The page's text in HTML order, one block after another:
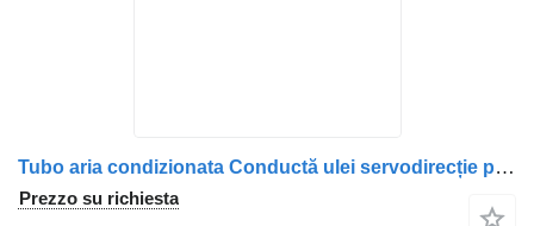
Tubo aria condizionata Conductă ulei servodirecție per camion MAN 06540632414 / 06541390001
Prezzo su richiesta